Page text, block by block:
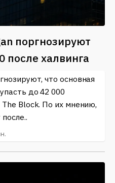
поргнозируют
после халвинга
что основная
до 42 000
Block. По их мнению,